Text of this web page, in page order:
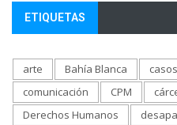
ETIQUETAS
arte Bahía Blanca casos
comunicación
CPM
Derechos Humanos